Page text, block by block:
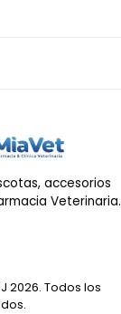
accesorios
Veterinaria.
2026. Todos los